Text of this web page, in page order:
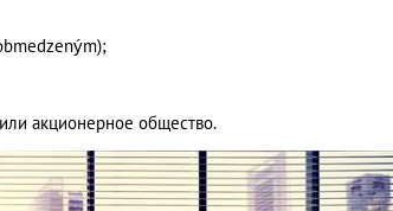
акционерное общество.